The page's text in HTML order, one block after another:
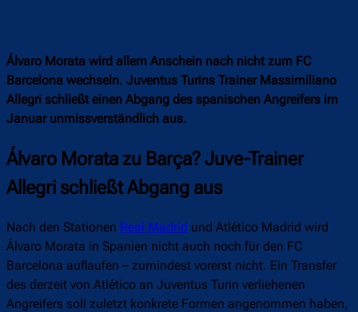
Álvaro Morata wird allem Anschein nach nicht zum FC
Barcelona wechseln. Juventus Turins Trainer Massimiliano
Allegri schließt einen Abgang des spanischen Angreifers im
Januar unmissverständlich aus.
Álvaro Morata zu Barça? Juve-Trainer
Allegri schließt Abgang aus
Nach den Stationen Real Madrid und Atlético Madrid wird
Álvaro Morata in Spanien nicht auch noch für den FC
Barcelona auflaufen – zumindest vorerst nicht. Ein Transfer
des derzeit von Atlético an Juventus Turin verliehenen
Angreifers soll zuletzt konkrete Formen angenommen haben,